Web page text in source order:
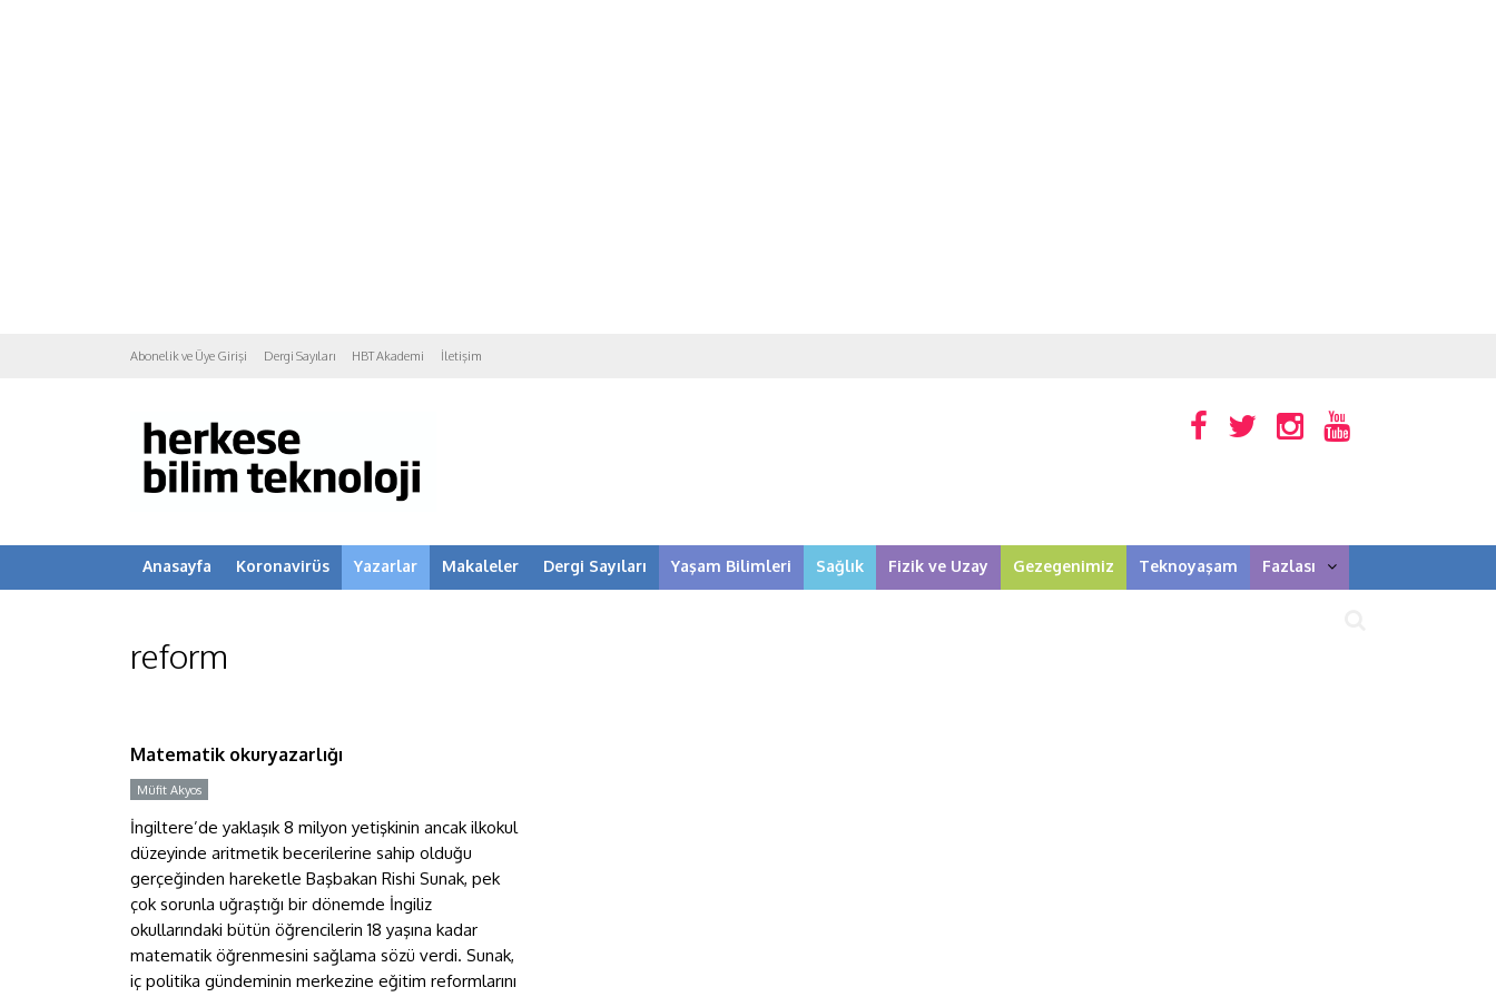
Abonelik ve Üye Girişi Dergi Sayıları HBT Akademi İletişim
Anasayfa Koronavirüs Yazarlar Makaleler Dergi Sayıları Yaşam Bilimleri Sağlık Fizik ve Uzay Gezegenimiz Teknoyaşam Fazlası
reform
Matematik okuryazarlığı
Müfit Akyos
İngiltere’de yaklaşık 8 milyon yetişkinin ancak ilkokul
düzeyinde aritmetik becerilerine sahip olduğu
gerçeğinden hareketle Başbakan Rishi Sunak, pek
çok sorunla uğraştığı bir dönemde İngiliz
okullarındaki bütün öğrencilerin 18 yaşına kadar
matematik öğrenmesini sağlama sözü verdi. Sunak,
iç politika gündeminin merkezine eğitim reformlarını